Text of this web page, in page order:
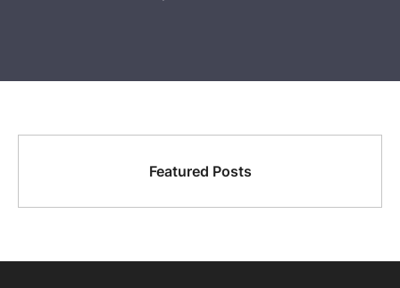
Featured Posts